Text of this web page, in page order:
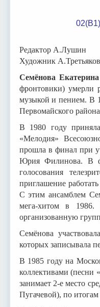
Редактор А.Лушин
Художник А.Третьяков
Семёнова
фронтовики) умерли
музыкой и пением. В
Первомайского
В 1980 году
«Мелодия»
прошла в финал при
Юрия Филинова. В
голосования
приглашение
С этим ансамблем
мега-хитом в
организованную
Семёнова
которых записывала
В 1985 году на
коллективами (песни
занимает 2-е место
Пугачевой), по